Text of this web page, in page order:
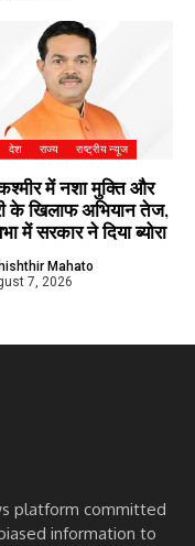
देश राज्य राष्ट्रीय न्यूज
में नशा मुक्ति और
के खिलाफ अभियान तेज,
में सरकार ने दिया ब्योरा
Mahato
7, 2026
platform committed
information to